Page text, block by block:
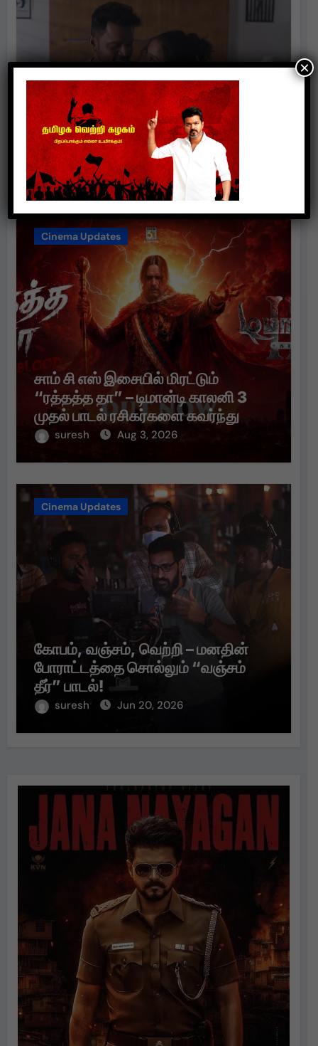
மனதை வருடும் காதல் கதையாக
உருவாகியுள்ள “ஏன் என்னை ஏதோ
செய்தாய்” – டீசர் வெளியானது !
suresh Aug 3, 2026
Cinema Updates
சாம் சி எஸ் இசையில் மிரட்டும்
“ரத்தத்த தா” – டிமான்டி காலனி 3
முதல் பாடல் ரசிகர்களை கவர்ந்து
வருகிறது!
suresh Aug 3, 2026
Cinema Updates
கோபம், வஞ்சம், வெற்றி – மனதின்
போராட்டத்தை சொல்லும் “வஞ்சம்
தீர்” பாடல்!
suresh Jun 20, 2026
×